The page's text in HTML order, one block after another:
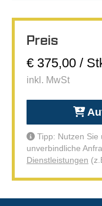
Preis
€ 375,00 /
inkl. MwSt
Tipp: Nutzen Sie
unverbindliche
Dienstleistungen